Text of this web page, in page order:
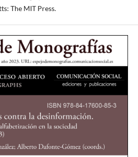
The MIT Press.